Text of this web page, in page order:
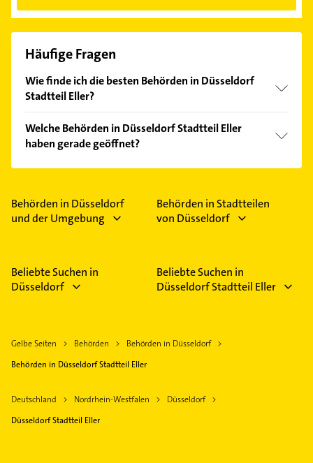
Häufige Fragen
Wie finde ich die besten Behörden in Düsseldorf
Stadtteil Eller?
Kundenmeinungen und profitieren Sie von den
Empfehlungen. Die Suchergebnisse können Sie sich
einfach nachBewertungensortiert anzeigen lassen.
Welche Behörden in Düsseldorf Stadtteil Eller
haben gerade geöffnet?
Im Anbieter-Bereich finden Sie alleÖffnungszeiten.
Feiertagen abweichen können.
Behörden in Düsseldorf
und der Umgebung
Behörden in Stadtteilen
von Düsseldorf
Beliebte Suchen in
Düsseldorf
Beliebte Suchen in
Düsseldorf Stadtteil Eller
Gelbe Seiten Behörden
Behörden in Düsseldorf
Behörden in Düsseldorf Stadtteil Eller
Deutschland Nordrhein-Westfalen
Düsseldorf
Düsseldorf Stadtteil Eller